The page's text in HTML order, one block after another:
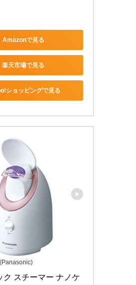
Amazonで見る
楽天市場で見る
ショッピングで見る
ク スチーマー ナノケ